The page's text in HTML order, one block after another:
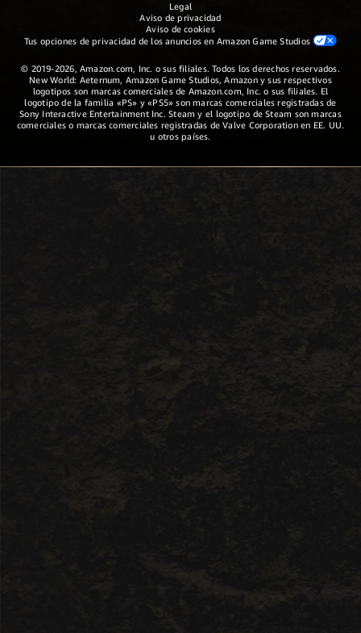
Legal
Aviso de privacidad
Aviso de cookies
Tus opciones de privacidad de los anuncios en Amazon Game Studios
© 2019-2026, Amazon.com, Inc. o sus filiales. Todos los derechos reservados.
New World: Aeternum, Amazon Game Studios, Amazon y sus respectivos
logotipos son marcas comerciales de Amazon.com, Inc. o sus filiales. El
logotipo de la familia «PS» y «PS5» son marcas comerciales registradas de
Sony Interactive Entertainment Inc. Steam y el logotipo de Steam son marcas
comerciales o marcas comerciales registradas de Valve Corporation en EE. UU.
u otros países.